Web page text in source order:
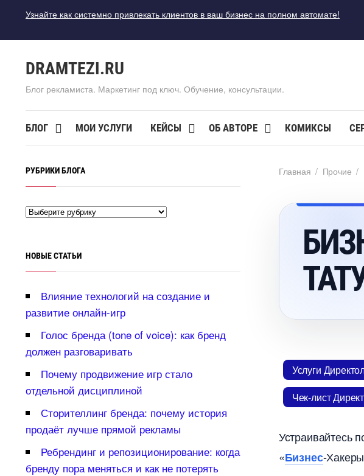
Узнайте как системно привлекать клиентов в ваш бизнес на полном автомате!
DRAMTEZI.RU
Блог рекламиста. Маркетинг под ключ. Обучение, консультации.
БЛОГ МОИ УСЛУГИ КЕЙСЫ ОБ АВТОРЕ КОМИКСЫ
Главная / Прочие /
Услуги
Чек-лист Директ
Устраивайтесь
«Бизнес-
РУБРИКИ БЛОГА
НОВЫЕ СТАТЬИ
лияние технологий на создание и
развитие онлайн-игр
Голос бренда (tone of voice): как бренд
должен разговаривать
Почему продвижение игр стало
отдельной дисциплиной
Сторителлинг бренда: почему история
продаёт лучше прямой рекламы
Ребрендинг и репозиционирование: когда
ренду пора меняться и как не потерять